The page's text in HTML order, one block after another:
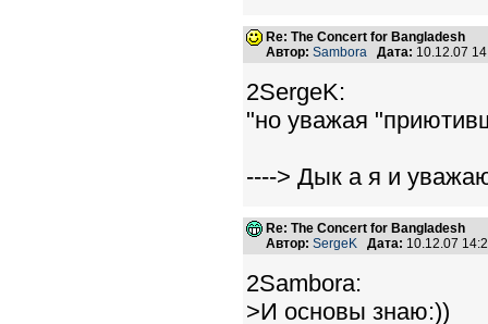
Re: The Concert for Bangladesh
Автор: Sambora Дата: 10.12.07
2SergeK:
"но уважая
----> Дык а я и
Re: The Concert for Bangladesh
Автор: SergeK Дата: 10.12.07
2Sambora:
>И основы знаю:))